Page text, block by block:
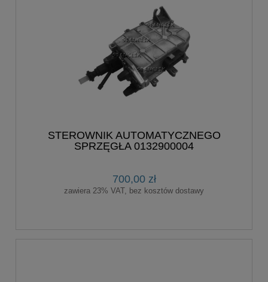
STEROWNIK AUTOMATYCZNEGO
SPRZĘGŁA 0132900004
700,00 zł
zawiera 23% VAT, bez kosztów dostawy